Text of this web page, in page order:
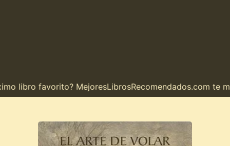
favorito? MejoresLibrosRecomendados.com te